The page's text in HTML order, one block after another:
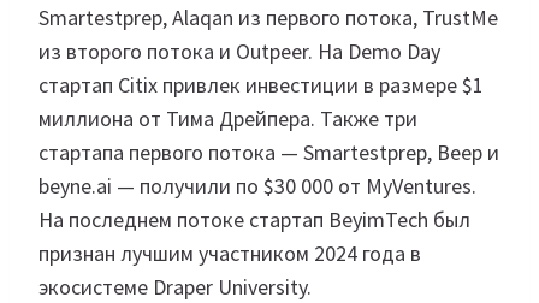
Smartestprep, Alaqan из первого потока, TrustMe
из второго потока и Outpeer. На Demo Day
стартап Citix привлек инвестиции в размере $1
миллиона от Тима Дрейпера. Также три
стартапа первого потока — Smartestprep, Beep и
beyne.ai — получили по $30 000 от MyVentures.
На последнем потоке стартап BeyimTech был
признан лучшим участником 2024 года в
экосистеме Draper University.